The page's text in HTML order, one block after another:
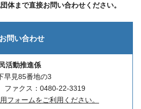
体まで直接お問い合わせください。
お問い合わせ
活動推進係
見85番地の3
ァクス：0480-22-3319
フォームをご利用ください。